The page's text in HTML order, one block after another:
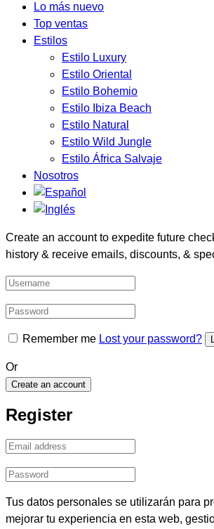
Lo más nuevo
Top ventas
Estilos
Estilo Luxury
Estilo Oriental
Estilo Bohemio
Estilo Ibiza Beach
Estilo Natural
Estilo Wild Jungle
Estilo África Salvaje
Nosotros
Create an account to expedite future
history & receive emails, discounts, &
Remember me Lost your password?
Or
Create an account
Register
Tus datos personales se utilizarán para
mejorar tu experiencia en esta web,